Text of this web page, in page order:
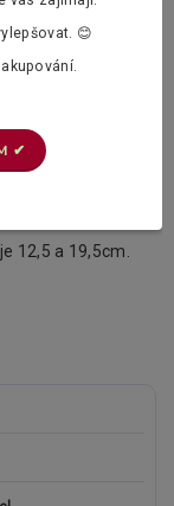
12,5 a 19,5cm.
😊
✔